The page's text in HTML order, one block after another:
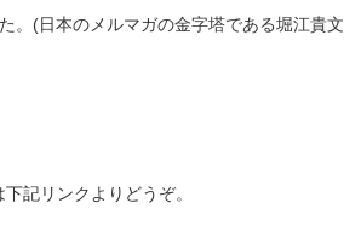
。(日本のメルマガの金字塔である堀江貴文
記リンクよりどうぞ。